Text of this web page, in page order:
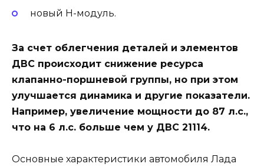
новый Н-модуль.
За счет облегчения деталей и элементов
ДВС происходит снижение ресурса
клапанно-поршневой группы, но при этом
улучшается динамика и другие показатели.
Например, увеличение мощности до 87 л.с.,
что на 6 л.с. больше чем у ДВС 21114.
Основные характеристики автомобиля Лада